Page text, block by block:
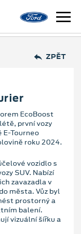
ZPĚT
EcoBoost
první vozy
Tourneo
roku 2024.
vozidlo s
SUV. Nabízí
zavazadla v
města. Vůz byl
prostorný a
balení.
vizuální šířku a